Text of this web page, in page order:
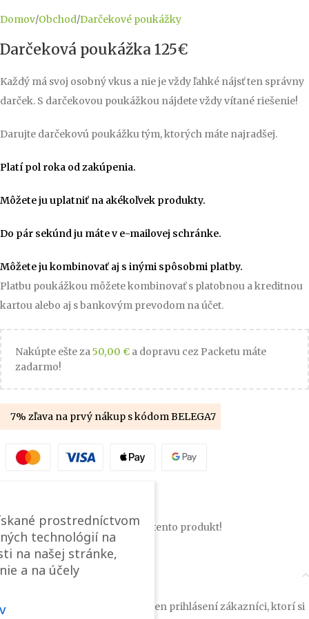
Domov/Obchod/Darčekové poukážky
Darčeková poukážka 125€
Každý má svoj osobný vkus a nie je vždy ľahké nájsť ten správny
darček. S darčekovou poukážkou nájdete vždy vítané riešenie!
Darujte darčekovú poukážku tým, ktorých máte najradšej.
Platí pol roka od zakúpenia.
Môžete ju uplatniť na akékoľvek produkty.
Do pár sekúnd ju máte v e-mailovej schránke.
Môžete ju kombinovať aj s inými spôsobmi platby.
Platbu poukážkou môžete kombinovať s platobnou a kreditnou
kartou alebo aj s bankovým prevodom na účet.
Nakúpte ešte za50,00 € a dopravu cez Packetu máte
zadarmo!
7% zľava na prvý nákup s kódom BELEGA7
6 návštevníkov si pozerá tento produkt!
Recenzie (0)
Tento produkt môžu ohodnotiť len prihlásení zákazníci, ktorí si
prostredníctvom
technológií na
na našej stránke,
a na účely